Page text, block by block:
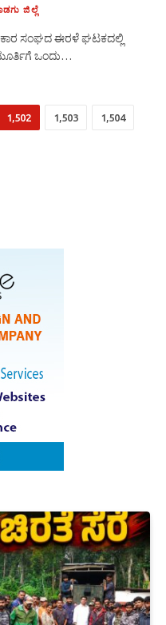
ಜಿಲ್ಲೆ
ಸಂಘದ ಈರಳೆ ಘಟಕದಲ್ಲಿ
ಒಂದು…
1,502 1,503 1,504